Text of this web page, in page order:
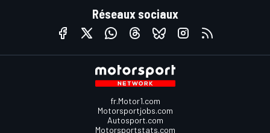
Réseaux sociaux
fr.Motor1.com
Motorsportjobs.com
Autosport.com
Motorsportstats.com